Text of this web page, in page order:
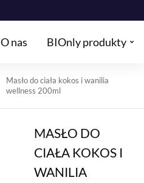
O nas BIOnly produkty
Masło do ciała kokos i wanilia
wellness 200ml
MASŁO DO
CIAŁA KOKOS I
WANILIA